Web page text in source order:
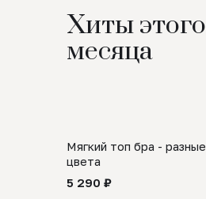
Хиты этого
месяца
Мягкий топ бра - разные
цвета
5 290 ₽